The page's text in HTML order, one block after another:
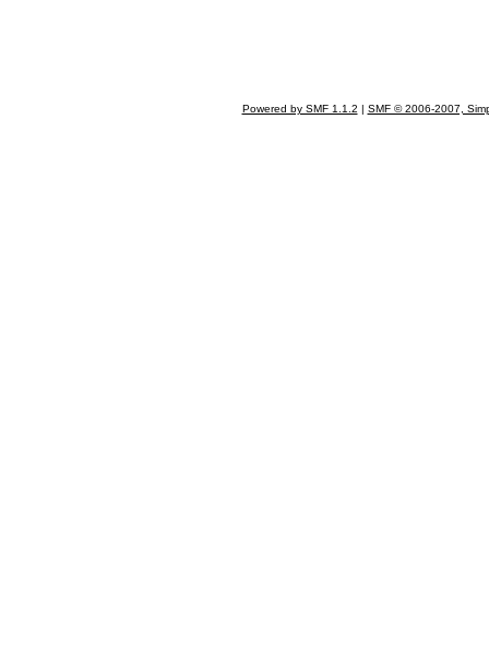
Powered by SMF 1.1.2 | SMF © 2006-2007,